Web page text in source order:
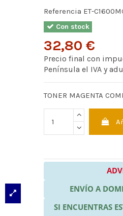
Referencia ET-
Con stock
32,80 €
Precio final con
Península el IVA y
TONER MAGENTA
ENVÍO A
SI ENCUENTRAS